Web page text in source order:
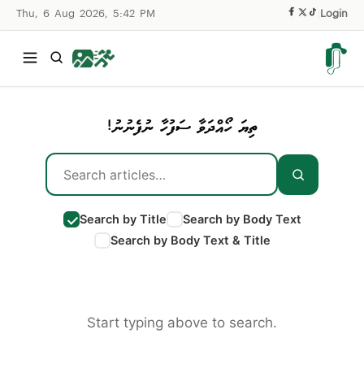
Thu, 6 Aug 2026, 5:42 PM Login
ތިޔަ ހޯއްދަވާ ސަފުހާ ނުފެނުނު!
Search by Title
Search by Body Text
Search by Body Text & Title
Start typing above to search.